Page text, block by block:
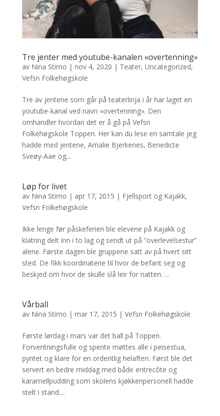
Tre jenter med youtube-kanalen «overtenning»
av Nina Stimo | nov 4, 2020 | Teater, Uncategorized,
Vefsn Folkehøgskole
Tre av jentene som går på teaterlinja i år har laget en
youtube-kanal ved navn «overtenning». Den
omhandler hvordan det er å gå på Vefsn
Folkehøgskole Toppen. Her kan du lese en samtale jeg
hadde med jentene, Amalie Bjerkenes, Benedicte
Sveøy-Aae og...
Løp for livet
av Nina Stimo | apr 17, 2015 | Fjellsport og Kajakk,
Vefsn Folkehøgskole
Ikke lenge før påskeferien ble elevene på Kajakk og
klatring delt inn i to lag og sendt ut på ”overlevelsestur”
alene. Første dagen ble gruppene satt av på hvert sitt
sted. De fikk koordinatene til hvor de befant seg og
beskjed om hvor de skulle slå leir for natten. ...
Vårball
av Nina Stimo | mar 17, 2015 | Vefsn Folkehøgskole
Første lørdag i mars var det ball på Toppen.
Forventningsfulle og spente møttes alle i peisestua,
pyntet og klare for en ordentlig helaften. Først ble det
servert en bedre middag med både entrecôte og
karamellpudding som skolens kjøkkenpersonell hadde
stelt i stand....